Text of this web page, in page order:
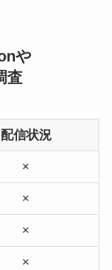
や
査
配信状況
×
×
×
×